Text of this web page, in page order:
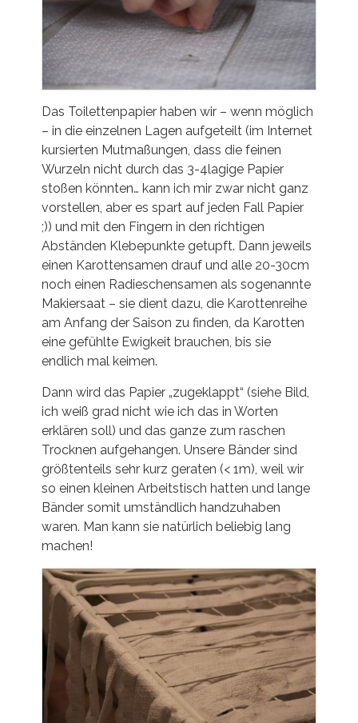
Das Toilettenpapier haben wir – wenn möglich
– in die einzelnen Lagen aufgeteilt (im Internet
kursierten Mutmaßungen, dass die feinen
Wurzeln nicht durch das 3-4lagige Papier
stoßen könnten… kann ich mir zwar nicht ganz
vorstellen, aber es spart auf jeden Fall Papier
;)) und mit den Fingern in den richtigen
Abständen Klebepunkte getupft. Dann jeweils
einen Karottensamen drauf und alle 20-30cm
noch einen Radieschensamen als sogenannte
Makiersaat – sie dient dazu, die Karottenreihe
am Anfang der Saison zu finden, da Karotten
eine gefühlte Ewigkeit brauchen, bis sie
endlich mal keimen.
Dann wird das Papier „zugeklappt“ (siehe Bild,
ich weiß grad nicht wie ich das in Worten
erklären soll) und das ganze zum raschen
Trocknen aufgehangen. Unsere Bänder sind
größtenteils sehr kurz geraten (< 1m), weil wir
so einen kleinen Arbeitstisch hatten und lange
Bänder somit umständlich handzuhaben
waren. Man kann sie natürlich beliebig lang
machen!